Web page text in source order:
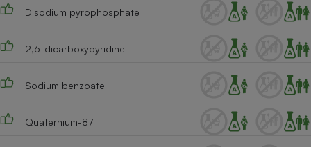
Disodium pyrophosphate
2,6-dicarboxypyridine
Sodium benzoate
Quaternium-87